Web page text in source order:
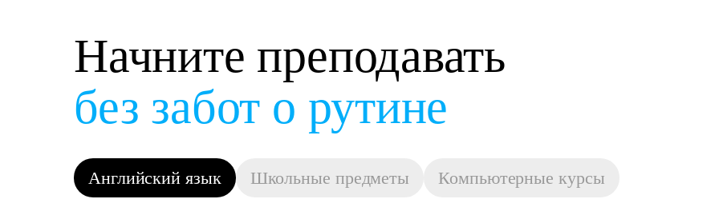
Начните преподавать
и получать достойную оплату
Английский язык Школьные предметы Компьютерные курсы